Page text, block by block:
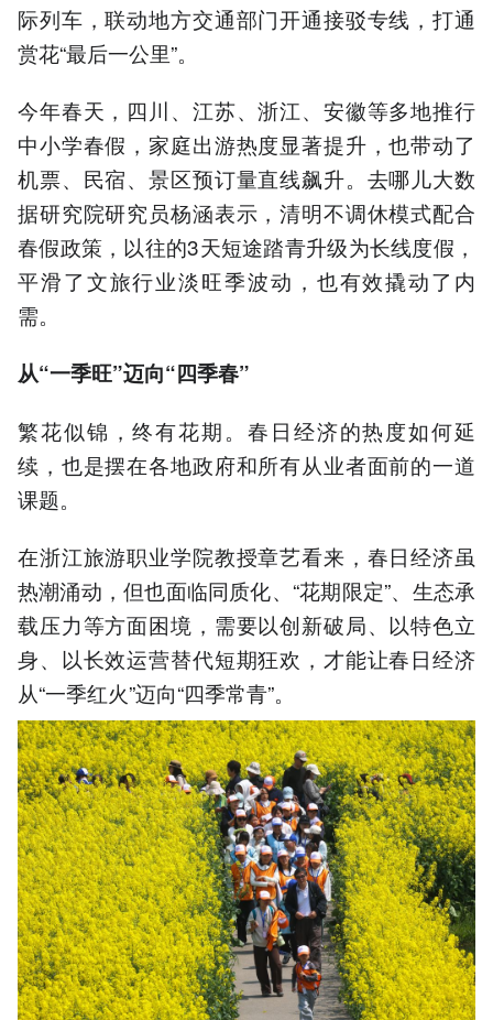
际列车，联动地方交通部门开通接驳专线，打通
赏花“最后一公里”。
今年春天，四川、江苏、浙江、安徽等多地推行
中小学春假，家庭出游热度显著提升，也带动了
机票、民宿、景区预订量直线飙升。去哪儿大数
据研究院研究员杨涵表示，清明不调休模式配合
春假政策，以往的3天短途踏青升级为长线度假，
平滑了文旅行业淡旺季波动，也有效撬动了内
需。
从“一季旺”迈向“四季春”
繁花似锦，终有花期。春日经济的热度如何延
续，也是摆在各地政府和所有从业者面前的一道
课题。
在浙江旅游职业学院教授章艺看来，春日经济虽
热潮涌动，但也面临同质化、“花期限定”、生态承
载压力等方面困境，需要以创新破局、以特色立
身、以长效运营替代短期狂欢，才能让春日经济
从“一季红火”迈向“四季常青”。